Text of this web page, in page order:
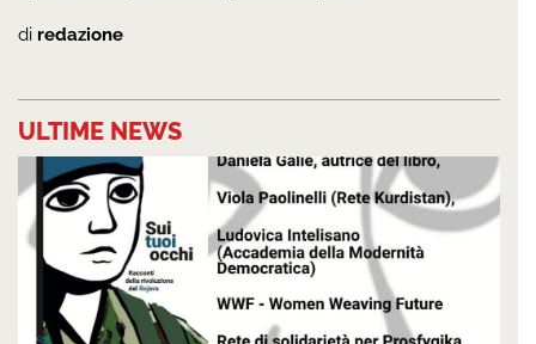
di redazione
ULTIME NEWS